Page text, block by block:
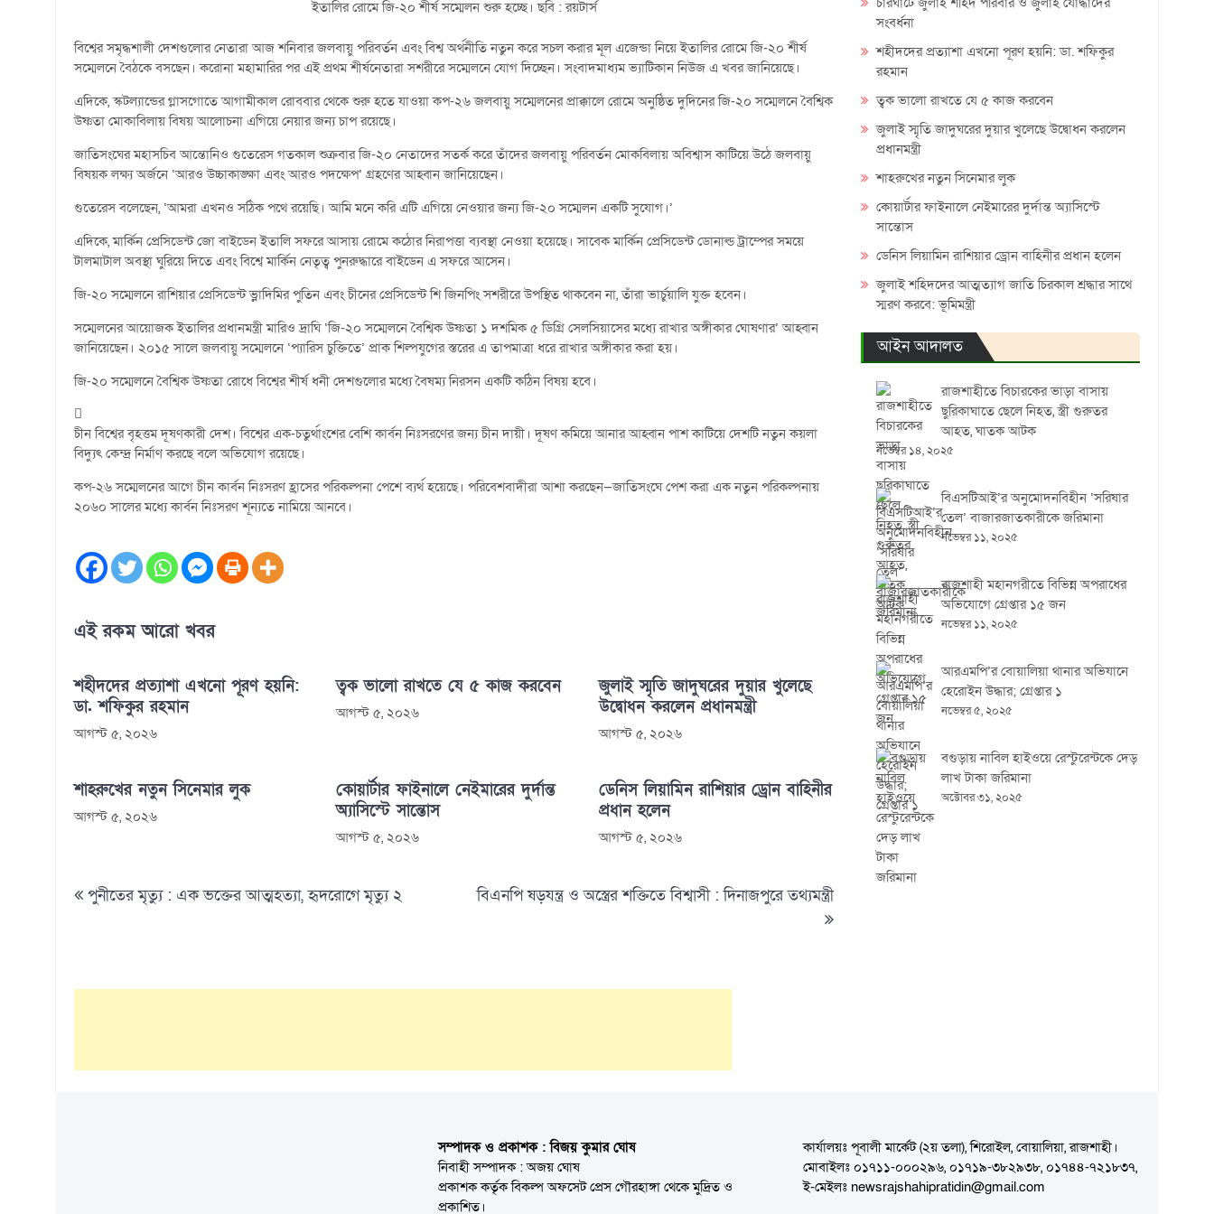
ইতালির রোমে জি-২০ শীর্ষ সম্মেলন শুরু হচ্ছে। ছবি : রয়টার্স
বিশ্বের সমৃদ্ধশালী দেশগুলোর নেতারা আজ শনিবার জলবায়ু পরিবর্তন এবং বিশ্ব অর্থনীতি নতুন করে সচল করার মূল এজেন্ডা নিয়ে ইতালির রোমে জি-২০ শীর্ষ
সম্মেলনে বৈঠকে বসছেন। করোনা মহামারির পর এই প্রথম শীর্ষনেতারা সশরীরে সম্মেলনে যোগ দিচ্ছেন। সংবাদমাধ্যম ভ্যাটিকান নিউজ এ খবর জানিয়েছে।
এদিকে, স্কটল্যান্ডের গ্লাসগোতে আগামীকাল রোববার থেকে শুরু হতে যাওয়া কপ-২৬ জলবায়ু সম্মেলনের প্রাক্কালে রোমে অনুষ্ঠিত দুদিনের জি-২০ সম্মেলনে বৈশ্বিক
উষ্ণতা মোকাবিলায় বিষয় আলোচনা এগিয়ে নেয়ার জন্য চাপ রয়েছে।
জাতিসংঘের মহাসচিব আন্তোনিও গুতেরেস গতকাল শুক্রবার জি-২০ নেতাদের সতর্ক করে তাঁদের জলবায়ু পরিবর্তন মোকবিলায় অবিশ্বাস কাটিয়ে উঠে জলবায়ু
বিষয়ক লক্ষ্য অর্জনে ‘আরও উচ্চাকাঙ্ক্ষা এবং আরও পদক্ষেপ’ গ্রহণের আহ্বান জানিয়েছেন।
গুতেরেস বলেছেন, ‘আমরা এখনও সঠিক পথে রয়েছি। আমি মনে করি এটি এগিয়ে নেওয়ার জন্য জি-২০ সম্মেলন একটি সুযোগ।’
এদিকে, মার্কিন প্রেসিডেন্ট জো বাইডেন ইতালি সফরে আসায় রোমে কঠোর নিরাপত্তা ব্যবস্থা নেওয়া হয়েছে। সাবেক মার্কিন প্রেসিডেন্ট ডোনাল্ড ট্রাম্পের সময়ে
টালমাটাল অবস্থা ঘুরিয়ে দিতে এবং বিশ্বে মার্কিন নেতৃত্ব পুনরুদ্ধারে বাইডেন এ সফরে আসেন।
জি-২০ সম্মেলনে রাশিয়ার প্রেসিডেন্ট ভ্লাদিমির পুতিন এবং চীনের প্রেসিডেন্ট শি জিনপিং সশরীরে উপস্থিত থাকবেন না, তাঁরা ভার্চুয়ালি যুক্ত হবেন।
সম্মেলনের আয়োজক ইতালির প্রধানমন্ত্রী মারিও দ্রাঘি ‘জি-২০ সম্মেলনে বৈশ্বিক উষ্ণতা ১ দশমিক ৫ ডিগ্রি সেলসিয়াসের মধ্যে রাখার অঙ্গীকার ঘোষণার’ আহ্বান
জানিয়েছেন। ২০১৫ সালে জলবায়ু সম্মেলনে ‘প্যারিস চুক্তিতে’ প্রাক শিল্পযুগের স্তরের এ তাপমাত্রা ধরে রাখার অঙ্গীকার করা হয়।
জি-২০ সম্মেলনে বৈশ্বিক উষ্ণতা রোধে বিশ্বের শীর্ষ ধনী দেশগুলোর মধ্যে বৈষম্য নিরসন একটি কঠিন বিষয় হবে।
চীন বিশ্বের বৃহত্তম দূষণকারী দেশ। বিশ্বের এক-চতুর্থাংশের বেশি কার্বন নিঃসরণের জন্য চীন দায়ী। দূষণ কমিয়ে আনার আহ্বান পাশ কাটিয়ে দেশটি নতুন কয়লা
বিদ্যুৎ কেন্দ্র নির্মাণ করছে বলে অভিযোগ রয়েছে।
কপ-২৬ সম্মেলনের আগে চীন কার্বন নিঃসরণ হ্রাসের পরিকল্পনা পেশে ব্যর্থ হয়েছে। পরিবেশবাদীরা আশা করছেন—জাতিসংঘে পেশ করা এক নতুন পরিকল্পনায়
২০৬০ সালের মধ্যে কার্বন নিঃসরণ শূন্যতে নামিয়ে আনবে।
এই রকম আরো খবর
শহীদদের প্রত্যাশা এখনো পূরণ হয়নি:
ডা. শফিকুর রহমান
আগস্ট ৫, ২০২৬
ত্বক ভালো রাখতে যে ৫ কাজ করবেন
আগস্ট ৫, ২০২৬
জুলাই স্মৃতি জাদুঘরের দুয়ার খুলেছে
উদ্বোধন করলেন প্রধানমন্ত্রী
আগস্ট ৫, ২০২৬
শাহরুখের নতুন সিনেমার লুক
আগস্ট ৫, ২০২৬
কোয়ার্টার ফাইনালে নেইমারের দুর্দান্ত
অ্যাসিস্টে সান্তোস
আগস্ট ৫, ২০২৬
ডেনিস লিয়ামিন রাশিয়ার ড্রোন বাহিনীর
প্রধান হলেন
আগস্ট ৫, ২০২৬
Post
navigation
পুনীতের মৃত্যু : এক ভক্তের আত্মহত্যা, হৃদরোগে মৃত্যু ২ বিএনপি ষড়যন্ত্র ও অস্ত্রের শক্তিতে বিশ্বাসী : দিনাজপুরে তথ্যমন্ত্রী
সংবর্ধনা
শহীদদের প্রত্যাশা এখনো পূরণ হয়নি: ডা. শফিকুর
রহমান
ত্বক ভালো রাখতে যে ৫ কাজ করবেন
জুলাই স্মৃতি জাদুঘরের দুয়ার খুলেছে উদ্বোধন করলেন
প্রধানমন্ত্রী
শাহরুখের নতুন সিনেমার লুক
কোয়ার্টার ফাইনালে নেইমারের দুর্দান্ত অ্যাসিস্টে
সান্তোস
ডেনিস লিয়ামিন রাশিয়ার ড্রোন বাহিনীর প্রধান হলেন
জুলাই শহিদদের আত্মত্যাগ জাতি চিরকাল শ্রদ্ধার সাথে
স্মরণ করবে: ভূমিমন্ত্রী
আইন আদালত
রাজশাহীতে বিচারকের ভাড়া বাসায়
ছুরিকাঘাতে ছেলে নিহত, স্ত্রী গুরুতর
আহত, ঘাতক আটক
নভেম্বর ১৪, ২০২৫
বিএসটিআই’র অনুমোদনবিহীন ‘সরিষার
তেল’ বাজারজাতকারীকে জরিমানা
নভেম্বর ১১, ২০২৫
রাজশাহী মহানগরীতে বিভিন্ন অপরাধের
অভিযোগে গ্রেপ্তার ১৫ জন
নভেম্বর ১১, ২০২৫
আরএমপি’র বোয়ালিয়া থানার অভিযানে
হেরোইন উদ্ধার; গ্রেপ্তার ১
নভেম্বর ৫, ২০২৫
বগুড়ায় নাবিল হাইওয়ে রেস্টুরেন্টকে দেড়
লাখ টাকা জরিমানা
অক্টোবর ৩১, ২০২৫
সম্পাদক ও প্রকাশক : বিজয় কুমার ঘোষ
নিবাহী সম্পাদক : অজয় ঘোষ
প্রকাশক কর্তৃক বিকল্প অফসেট প্রেস গৌরহাঙ্গা থেকে মুদ্রিত ও
প্রকাশিত।
কার্যালয়ঃ পূবালী মার্কেট (২য় তলা), শিরোইল, বোয়ালিয়া, রাজশাহী।
মোবাইলঃ ০১৭১১-০০০২৯৬, ০১৭১৯-৩৮২৯৩৮, ০১৭৪৪-৭২১৮৩৭,
ই-মেইলঃ newsrajshahipratidin@gmail.com